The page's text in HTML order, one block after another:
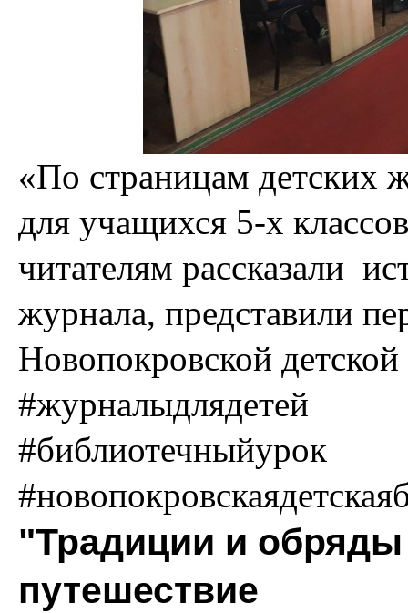
«По страницам детских
для учащихся 5-х
читателям рассказали
журнала, представили
Новопокровской
#журналыдлядетей
#библиотечныйурок
"Традиции и
путешествие